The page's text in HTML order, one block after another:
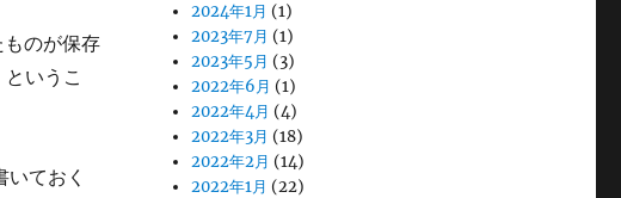
のが保存
いうこ
ておく
2024年1月 (1)
2023年7月 (1)
2023年5月 (3)
2022年6月 (1)
2022年4月 (4)
2022年3月 (18)
2022年2月 (14)
2022年1月 (22)